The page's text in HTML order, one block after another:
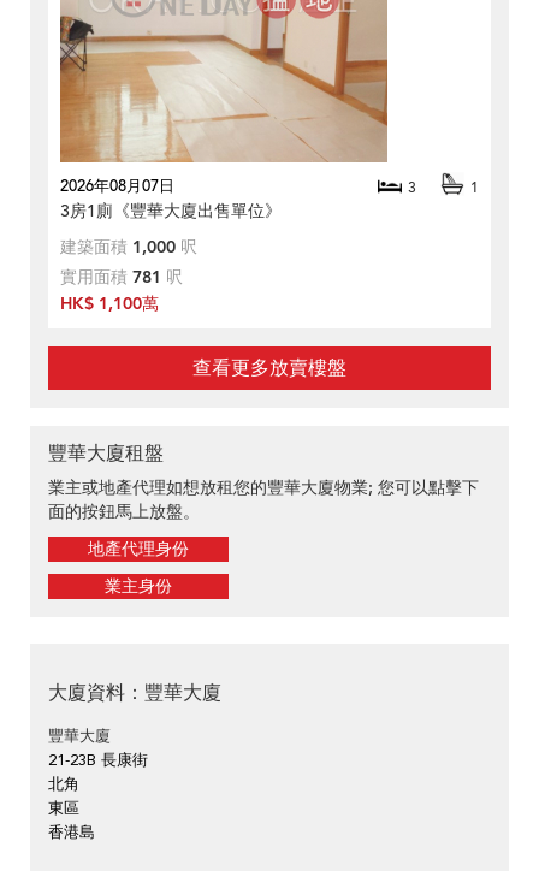
2026年08月07日 3 1
3房1廁《豐華大廈出售單位》
建築面積 1,000 呎
實用面積 781 呎
HK$ 1,100萬
查看更多放賣樓盤
豐華大廈租盤
業主或地產代理如想放租您的豐華大廈物業; 您可以點擊下
面的按鈕馬上放盤。
地產代理身份
業主身份
大廈資料：豐華大廈
豐華大廈
21-23B 長康街
北角
東區
香港島